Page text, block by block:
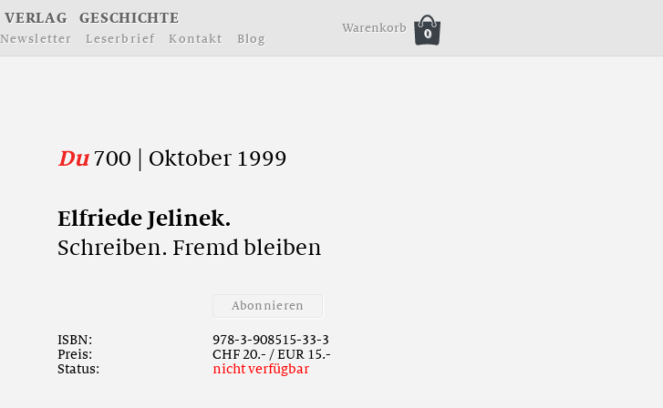
VERLAG GESCHICHTE
Newsletter Leserb rief Ko ntakt Blo g
Warenkorb 0
Du700 | Oktober 1999
Elfriede Jelinek.
Schreiben. Fremd bleiben
Abon nieren
ISBN:
978-3-908515-33-3
Preis:
CHF 20.- / EUR 15.-
Status:
nicht verfügbar